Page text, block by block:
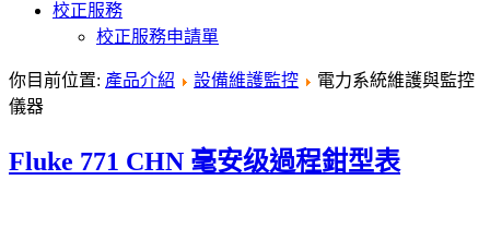
校正服務
校正服務申請單
你目前位置: 產品介紹 設備維護監控
電力系統維護與監控
儀器
Fluke 771 CHN 毫安级過程鉗型表